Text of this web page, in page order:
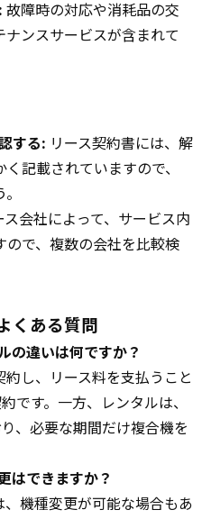
故障時の対応や消耗品の交
ンスサービスが含まれて
する: リース契約書には、解
記載されていますので、
ス会社によって、サービス内
で、複数の会社を比較検
くある質問
の違いは何ですか？
約し、リース料を支払うこと
です。一方、レンタルは、
、必要な期間だけ複合機を
はできますか？
、機種変更が可能な場合もあ